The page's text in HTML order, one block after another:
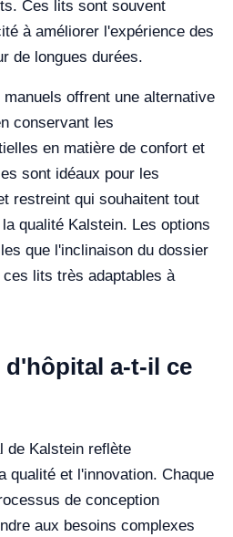
Ces lits sont souvent
à améliorer l'expérience des
de longues durées.
offrent une alternative
conservant les
en matière de confort et
sont idéaux pour les
restreint qui souhaitent tout
qualité Kalstein. Les options
que l'inclinaison du dossier
lits très adaptables à
a-t-il ce
de Kalstein reflète
qualité et l'innovation. Chaque
de conception
aux besoins complexes